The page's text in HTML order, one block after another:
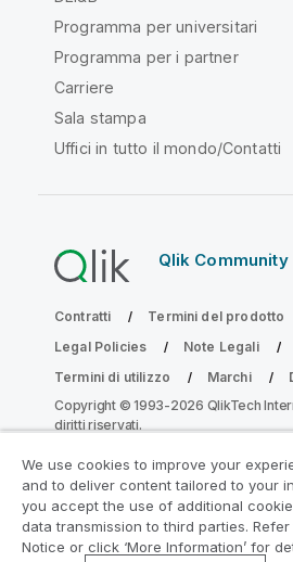
Programma per universitari
Programma per i partner
Carriere
Sala stampa
Uffici in tutto il mondo/Contatti
Qlik Community
Contratti
Termini del prodotto
Legal Policies
Note Legali
Termini di utilizzo
Marchi
Copyright © 1993-2026 QlikTech
diritti riservati.
Partecipa al programma
Modernization
We use cookies to improve your
and to deliver content tailored to your
you accept the use of additional
data transmission to third parties.
Notice or click ‘More Information’ for